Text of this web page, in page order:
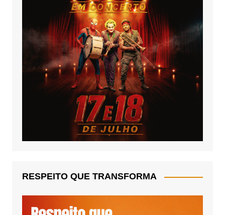
RESPEITO QUE TRANSFORMA